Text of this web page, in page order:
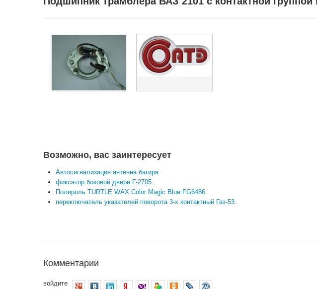
Возможно, вас заинтересует
Автосигнализация антенна багира.
фиксатор боковой двери Г-2705.
Полироль TURTLE WAX Color Magic Blue FG6486.
переключатель указателей поворота 3-х контактный Газ-53.
Комментарии
войдите